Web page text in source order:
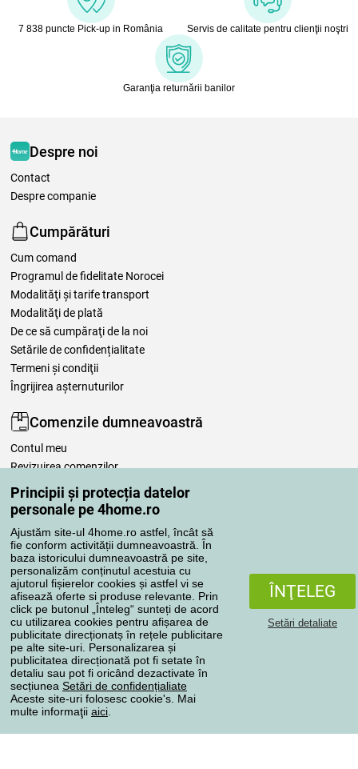
Principii și protecția datelor
personale pe 4home.ro
Ajustăm site-ul 4home.ro astfel, încât să
fie conform activității dumneavoastră. În
baza istoricului dumneavoastră pe site,
personalizăm conținutul acestuia cu
ajutorul fișierelor cookies și astfel vi se
afisează oferte si produse relevante. Prin
click pe butonul „Înteleg“ sunteți de acord
cu utilizarea cookies pentru afișarea de
publicitate direcționatș în rețele publicitare
pe alte site-uri. Personalizarea și
publicitatea direcționată pot fi setate în
detaliu sau pot fi oricând dezactivate în
secțiunea Setări de confidențialiate
Aceste site-uri folosesc cookie's. Mai
multe informaţii aici
ÎNŢELEG
Setări detaliate
7 838 puncte Pick-up in România Servis de calitate pentru clienţii noştri
Garanţia returnării banilor
Despre noi
Contact
Despre companie
Cumpărături
Cum comand
Programul de fidelitate Norocei
Modalităţi şi tarife transport
Modalităţi de plată
De ce să cumpăraţi de la noi
Setările de confidențialitate
Termeni şi condiţii
Îngrijirea așternuturilor
Comenzile dumneavoastră
Contul meu
Revizuirea comenzilor
Reclamaţii
Retragere de la contract
Regulile de procesare a recenziilor
Metode de transport
Metode de plată
Magazin de încredere